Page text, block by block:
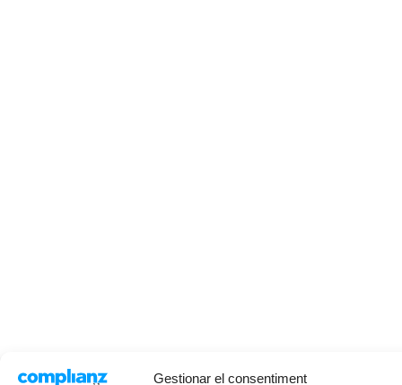
Gestionar el consentiment